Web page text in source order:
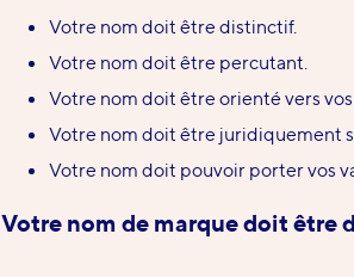
Votre nom doit être distinctif.
Votre nom doit être percutant.
Votre nom doit être orienté vers
Votre nom doit être juridiquement
Votre nom doit pouvoir portervos
Votre nom de marque doit être